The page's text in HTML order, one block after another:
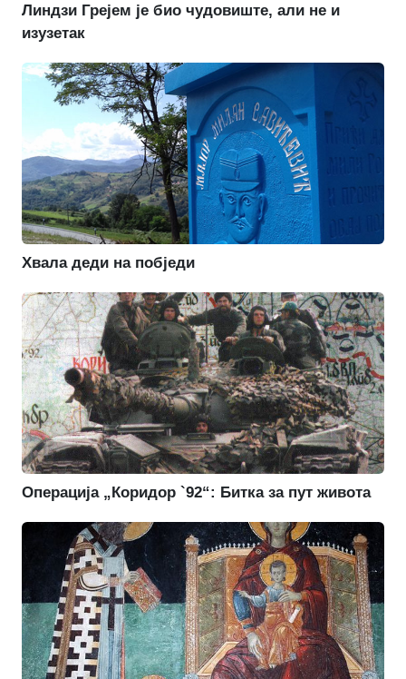
Линдзи Грејем је био чудовиште, али не и
изузетак
Хвала деди на побједи
Операција „Коридор `92“: Битка за пут живота